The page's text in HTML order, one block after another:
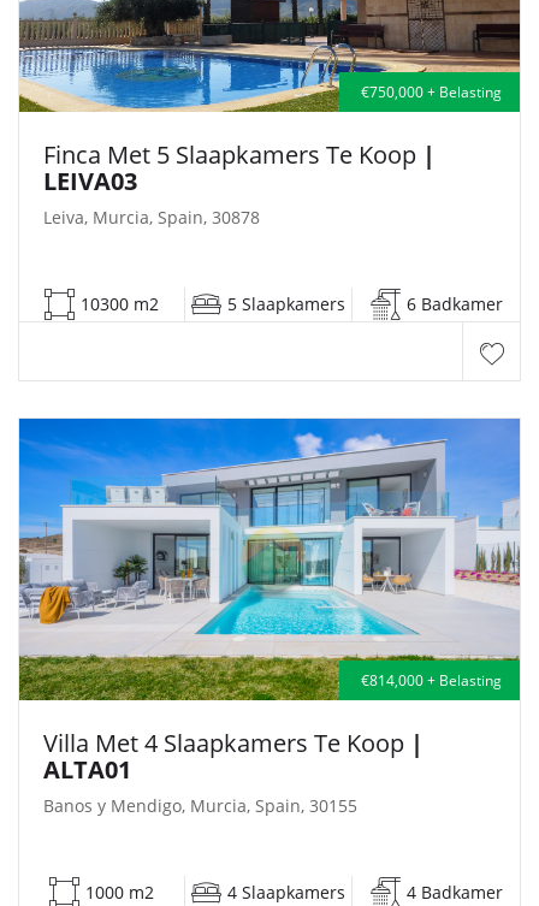
€750,000 + Belasting
Finca Met 5 Slaapkamers Te Koop |
LEIVA03
Leiva, Murcia, Spain, 30878
10300 m2 5 Slaapkamers 6 Badkamer
€814,000 + Belasting
Villa Met 4 Slaapkamers Te Koop |
ALTA01
Banos y Mendigo, Murcia, Spain, 30155
1000 m2 4 Slaapkamers 4 Badkamer